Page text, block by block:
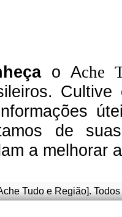
o Ache
de
a melhorar
Tudo e Região].